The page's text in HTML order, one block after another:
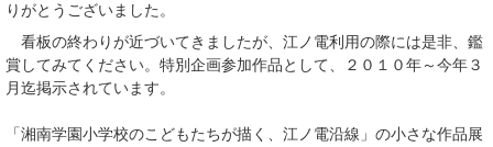
りがとうございました。
看板の終わりが近づいてきましたが、江ノ電利用の際には是非、鑑
賞してみてください。特別企画参加作品として、２０１０年～今年３
月迄掲示されています。
「湘南学園小学校のこどもたちが描く、江ノ電沿線」の小さな作品展